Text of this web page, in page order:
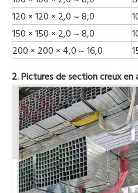
120 × 120 × 2,0 ~ 8,0
150 × 150 × 2,0 ~ 8,0
200 × 200 × 4,0 ~ 16,0
2. Pictures de section creux en